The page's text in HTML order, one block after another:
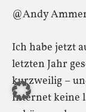
@Andy
Ich habe jetzt
letzten Jahr
kurzweilig –
Internet keine